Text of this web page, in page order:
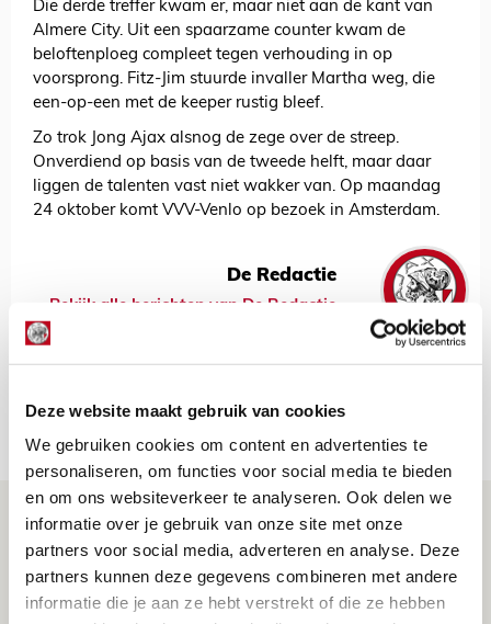
Deze website maakt gebruik van cookies
We gebruiken cookies om content en advertenties te
personaliseren, om functies voor social media te bieden
en om ons websiteverkeer te analyseren. Ook delen we
informatie over je gebruik van onze site met onze
partners voor social media, adverteren en analyse. Deze
partners kunnen deze gegevens combineren met andere
informatie die je aan ze hebt verstrekt of die ze hebben
Die derde treffer kwam er, maar niet aan de kant van
Almere City. Uit een spaarzame counter kwam de
beloftenploeg compleet tegen verhouding in op
voorsprong. Fitz-Jim stuurde invaller Martha weg, die
een-op-een met de keeper rustig bleef.
Zo trok Jong Ajax alsnog de zege over de streep.
Onverdiend op basis van de tweede helft, maar daar
liggen de talenten vast niet wakker van. Op maandag
24 oktober komt VVV-Venlo op bezoek in Amsterdam.
De Redactie
Bekijk alle berichten van De Redactie
Is dit de laatste wallpaper van Godts in
de Johan Cruijff Arena?
07 AUGUSTUS 2026 - 00:36
NIEUWS